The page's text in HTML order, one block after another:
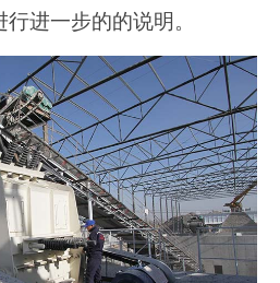
进一步的的说明。